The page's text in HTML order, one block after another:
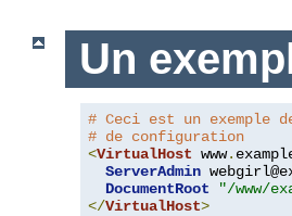
Un
# Ceci est un exemple
# de configuration
<VirtualHost www.
ServerAdmin
DocumentRoot
"/www/
</VirtualHost>